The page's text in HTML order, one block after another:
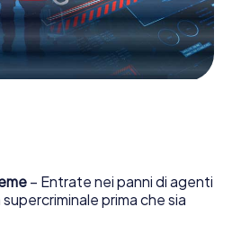
origli le spie nemiche e
dalla sua parte. In questo
lei e la sua squadra dovete
cattivi. A differenza di James
nel punteggio più alto
alla vostra personale
e degli agenti
in un'Escape Room
– Entrate nei panni di agenti
prima che sia